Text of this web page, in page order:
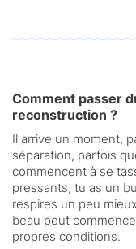
Comment passer
reconstruction ?
Il arrive un moment,
séparation, parfois
commencent à se
pressants, tu as un
respires un peu
beau peut
propres conditions.